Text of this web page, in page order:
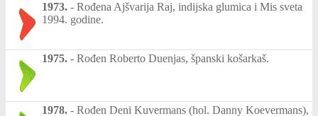
1973. - Rođena Ajšvarija Raj, indijska glumica i Mis sveta
1994. godine.
1975. - Rođen Roberto Duenjas, španski košarkaš.
1978. - Rođen Deni Kuvermans (hol. Danny Koevermans),